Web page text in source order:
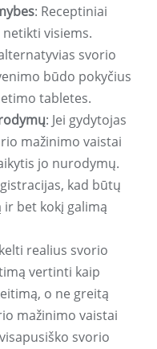
: Receptiniai
visiems.
svorio
būdo pokyčius
tabletes.
: Jei gydytojas
mažinimo vaistai
jo nurodymų.
kad būtų
ir bet kokį galimą
realius svorio
vertinti kaip
o ne greitą
mažinimo vaistai
svorio